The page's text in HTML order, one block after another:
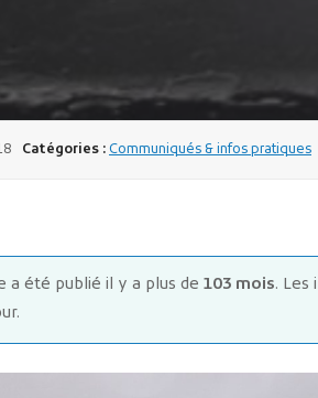
Catégories :Communiqués & infos pratiques
a été publié il y a plus de 103 mois. Les